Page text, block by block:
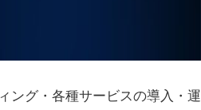
ング・各種サービスの導入・運